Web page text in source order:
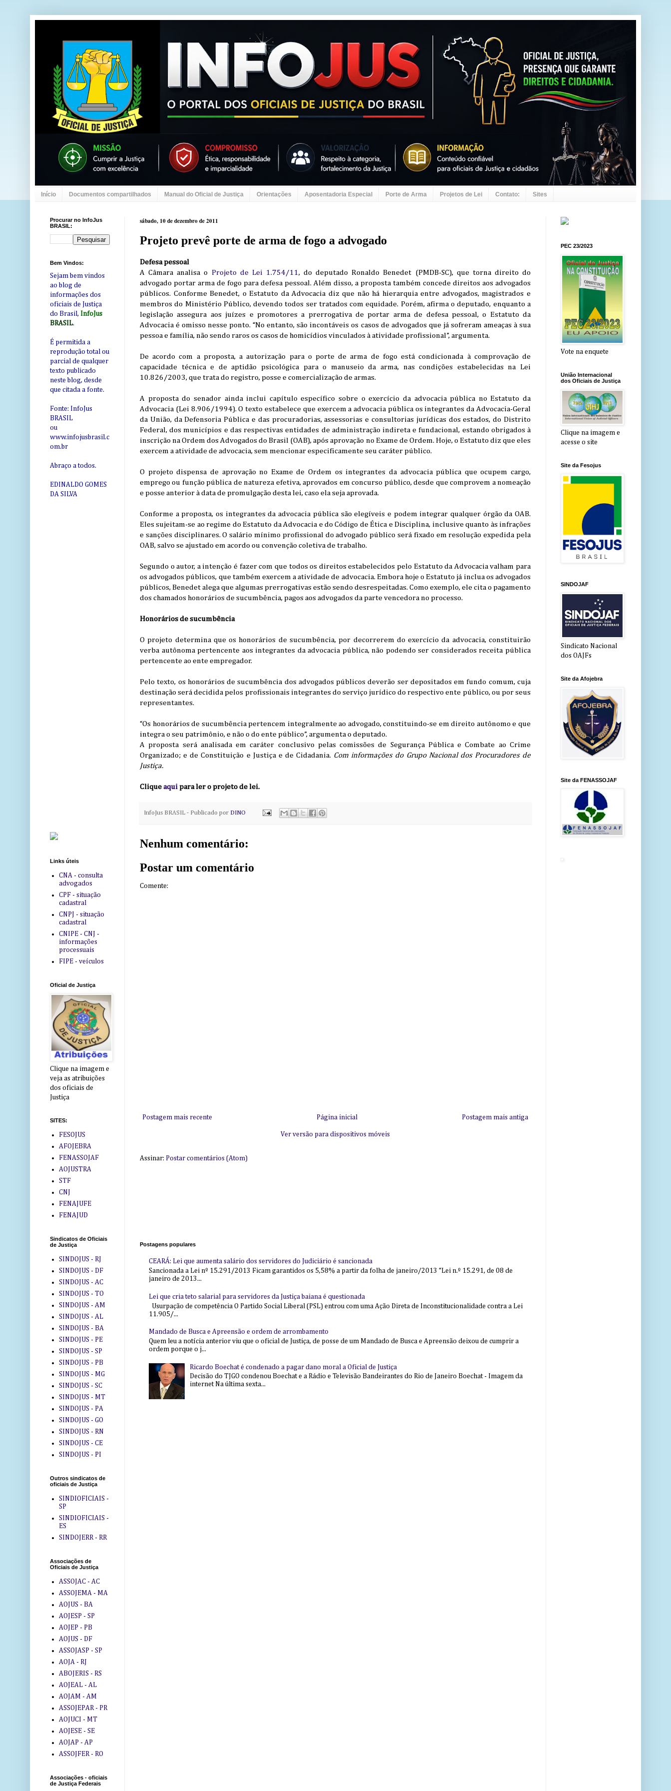
Início Documentos compartilhados Manual do Oficial de Justiça Orientações Aposentadoria Especial Porte de Arma Projetos de Lei Contato: Sites
sábado, 10 de dezembro de 2011
Projeto prevê porte de arma de fogo a advogado
Defesa pessoal
A Câmara analisa o Projeto de Lei 1.754/11, do deputado Ronaldo Benedet (PMDB-SC), que torna direito do
advogado portar arma de fogo para defesa pessoal. Além disso, a proposta também concede direitos aos advogados
públicos. Conforme Benedet, o Estatuto da Advocacia diz que não há hierarquia entre advogados, magistrados e
membros do Ministério Público, devendo todos ser tratados com equidade. Porém, afirma o deputado, enquanto a
legislação assegura aos juízes e promotores a prerrogativa de portar arma de defesa pessoal, o Estatuto da
Advocacia é omisso nesse ponto. “No entanto, são incontáveis os casos de advogados que já sofreram ameaças à sua
pessoa e família, não sendo raros os casos de homicídios vinculados à atividade profissional”, argumenta.
De acordo com a proposta, a autorização para o porte de arma de fogo está condicionada à comprovação de
capacidade técnica e de aptidão psicológica para o manuseio da arma, nas condições estabelecidas na Lei
10.826/2003, que trata do registro, posse e comercialização de armas.
A proposta do senador ainda inclui capítulo específico sobre o exercício da advocacia pública no Estatuto da
Advocacia (Lei 8.906/1994). O texto estabelece que exercem a advocacia pública os integrantes da Advocacia-Geral
da União, da Defensoria Pública e das procuradorias, assessorias e consultorias jurídicas dos estados, do Distrito
Federal, dos municípios e das respectivas entidades de administração indireta e fundacional, estando obrigados à
inscrição na Ordem dos Advogados do Brasil (OAB), após aprovação no Exame de Ordem. Hoje, o Estatuto diz que eles
exercem a atividade de advocacia, sem mencionar especificamente seu caráter público.
O projeto dispensa de aprovação no Exame de Ordem os integrantes da advocacia pública que ocupem cargo,
emprego ou função pública de natureza efetiva, aprovados em concurso público, desde que comprovem a nomeação
e posse anterior à data de promulgação desta lei, caso ela seja aprovada.
Conforme a proposta, os integrantes da advocacia pública são elegíveis e podem integrar qualquer órgão da OAB.
Eles sujeitam-se ao regime do Estatuto da Advocacia e do Código de Ética e Disciplina, inclusive quanto às infrações
e sanções disciplinares. O salário mínimo profissional do advogado público será fixado em resolução expedida pela
OAB, salvo se ajustado em acordo ou convenção coletiva de trabalho.
Segundo o autor, a intenção é fazer com que todos os direitos estabelecidos pelo Estatuto da Advocacia valham para
os advogados públicos, que também exercem a atividade de advocacia. Embora hoje o Estatuto já inclua os advogados
públicos, Benedet alega que algumas prerrogativas estão sendo desrespeitadas. Como exemplo, ele cita o pagamento
dos chamados honorários de sucumbência, pagos aos advogados da parte vencedora no processo.
Honorários de sucumbência
O projeto determina que os honorários de sucumbência, por decorrerem do exercício da advocacia, constituirão
verba autônoma pertencente aos integrantes da advocacia pública, não podendo ser considerados receita pública
pertencente ao ente empregador.
Pelo texto, os honorários de sucumbência dos advogados públicos deverão ser depositados em fundo comum, cuja
destinação será decidida pelos profissionais integrantes do serviço jurídico do respectivo ente público, ou por seus
representantes.
“Os honorários de sucumbência pertencem integralmente ao advogado, constituindo-se em direito autônomo e que
integra o seu patrimônio, e não o do ente público”, argumenta o deputado.
A proposta será analisada em caráter conclusivo pelas comissões de Segurança Pública e Combate ao Crime
Organizado; e de Constituição e Justiça e de Cidadania. Com informações do Grupo Nacional dos Procuradores de
Justiça.
Clique aqui para ler o projeto de lei.
InfoJus BRASIL - Publicado por DINO
Nenhum comentário:
Postar um comentário
Comente:
Postagem mais recente Postagem mais antiga
Página inicial
Ver versão para dispositivos móveis
Assinar: Postar comentários (Atom)
Postagens populares
CEARÁ: Lei que aumenta salário dos servidores do Judiciário é sancionada
Sancionada a Lei nº 15.291/2013 Ficam garantidos os 5,58% a partir da folha de janeiro/2013 “Lei n.º 15.291, de 08 de
janeiro de 2013...
Lei que cria teto salarial para servidores da Justiça baiana é questionada
Usurpação de competência O Partido Social Liberal (PSL) entrou com uma Ação Direta de Inconstitucionalidade contra a Lei
11.905/...
Mandado de Busca e Apreensão e ordem de arrombamento
Quem leu a notícia anterior viu que o oficial de Justiça, de posse de um Mandado de Busca e Apreensão deixou de cumprir a
ordem porque o j...
Ricardo Boechat é condenado a pagar dano moral a Oficial de Justiça
Decisão do TJGO condenou Boechat e a Rádio e Televisão Bandeirantes do Rio de Janeiro Boechat - Imagem da
internet Na última sexta...
Procurar no InfoJus
BRASIL:
Bem Vindos:
Sejam bem vindos
ao blog de
informações dos
oficiais de Justiça
do Brasil, InfoJus
BRASIL.
É permitida a
reprodução total ou
parcial de qualquer
texto publicado
neste blog, desde
que citada a fonte.
Fonte: InfoJus
BRASIL
ou
www.infojusbrasil.c
om.br
Abraço a todos.
EDINALDO GOMES
DA SILVA
Links úteis
CNA - consulta
advogados
CPF - situação
cadastral
CNPJ - situação
cadastral
CNIPE - CNJ -
informações
processuais
FIPE - veículos
Oficial de Justiça
Clique na imagem e
veja as atribuições
dos oficiais de
Justiça
SITES:
FESOJUS
AFOJEBRA
FENASSOJAF
AOJUSTRA
STF
CNJ
FENAJUFE
FENAJUD
Sindicatos de Oficiais
de Justiça
SINDOJUS - RJ
SINDOJUS - DF
SINDOJUS - AC
SINDOJUS - TO
SINDOJUS - AM
SINDOJUS - AL
SINDOJUS - BA
SINDOJUS - PE
SINDOJUS - SP
SINDOJUS - PB
SINDOJUS - MG
SINDOJUS - SC
SINDOJUS - MT
SINDOJUS - PA
SINDOJUS - GO
SINDOJUS - RN
SINDOJUS - CE
SINDOJUS - PI
Outros sindicatos de
oficiais de Justiça
SINDIOFICIAIS -
SP
SINDIOFICIAIS -
ES
SINDOJERR - RR
Associações de
Oficiais de Justiça
ASSOJAC - AC
ASSOJEMA - MA
AOJUS - BA
AOJESP - SP
AOJEP - PB
AOJUS - DF
ASSOJASP - SP
AOJA - RJ
ABOJERIS - RS
AOJEAL - AL
AOJAM - AM
ASSOJEPAR - PR
AOJUCI - MT
AOJESE - SE
AOJAP - AP
ASSOJFER - RO
Associações - oficiais
de Justiça Federais
PEC 23/2023
Vote na enquete
União Internacional
dos Oficiais de Justiça
Clique na imagem e
acesse o site
Site da Fesojus
SINDOJAF
Sindicato Nacional
dos OAJFs
Site da Afojebra
Site da FENASSOJAF